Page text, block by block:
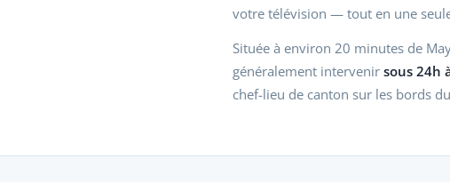
votre télévision — tout en une
Située à environ 20 minutes de
généralement intervenir sous 24h
chef-lieu de canton sur les bords